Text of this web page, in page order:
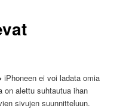
ei voi ladata omia
alettu suhtautua ihan
sivujen suunnitteluun.